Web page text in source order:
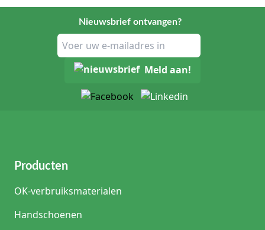
Nieuwsbrief ontvangen?
Meld aan!
Producten
OK-verbruiksmaterialen
Handschoenen